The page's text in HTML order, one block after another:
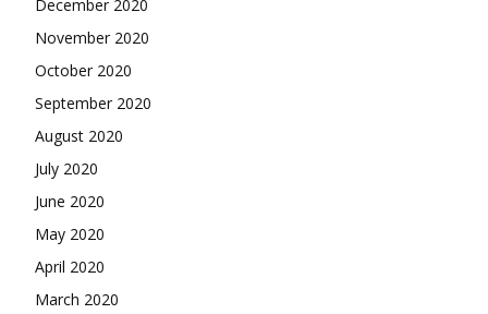
December 2020
November 2020
October 2020
September 2020
August 2020
July 2020
June 2020
May 2020
April 2020
March 2020